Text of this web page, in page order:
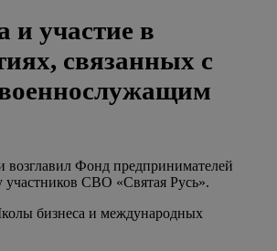
и участие в
связанных с
возглавил Фонд предпринимателей
участников СВО «Святая Русь».
бизнеса и международных